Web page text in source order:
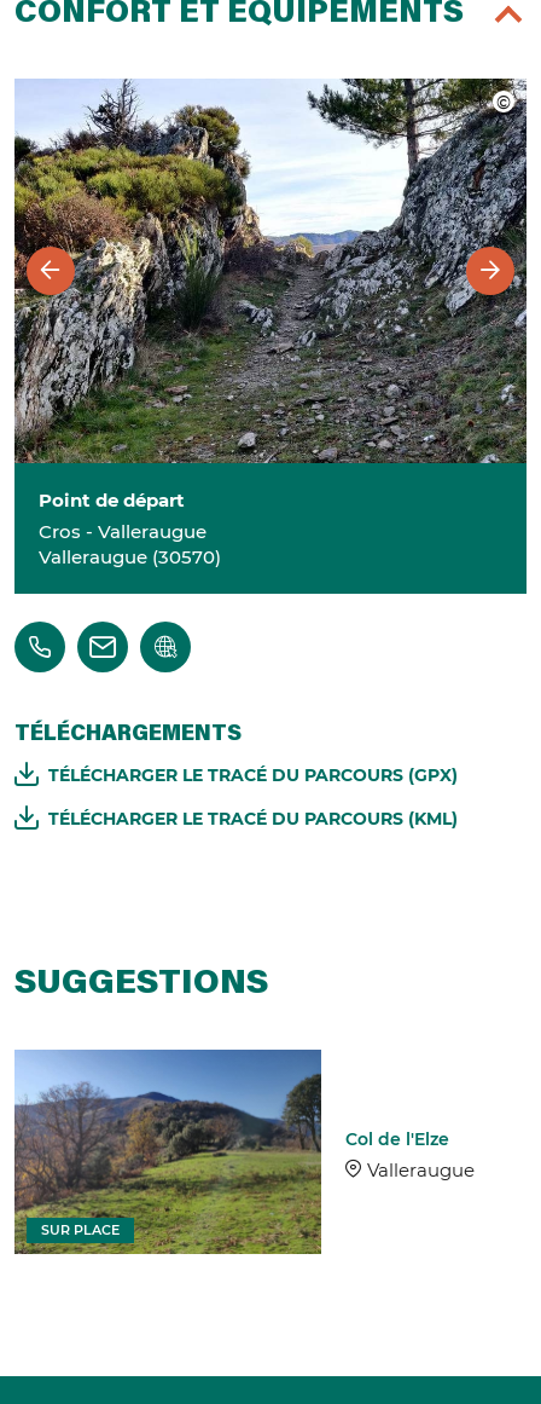
CONFORT ET ÉQUIPEMENTS
Point de départ
Cros - Valleraugue
Valleraugue (30570)
TÉLÉCHARGEMENTS
TÉLÉCHARGER LE TRACÉ DU PARCOURS (GPX)
TÉLÉCHARGER LE TRACÉ DU PARCOURS (KML)
SUGGESTIONS
Col de l'Elze
Valleraugue
SUR PLACE